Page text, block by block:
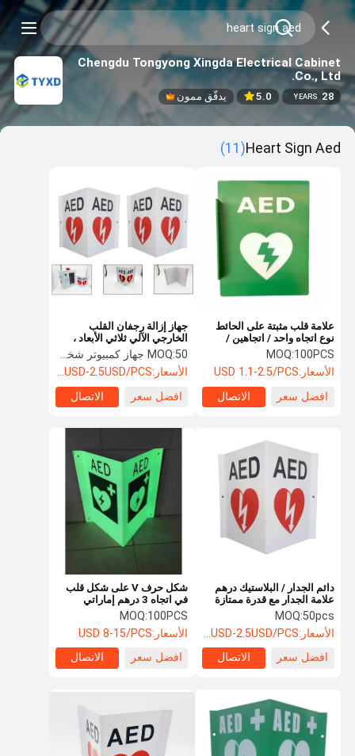
Chengdu Tongyong Xingda Electrical Cabinet
Co., Ltd.
28
YEARS
5.0 يدقّق ممون
Heart Sign Aed
(11)
جهاز إزالة رجفان القلب
الخارجي الآلي ثلاثي الأبعاد ،
علامة قلب متينة درهم ضد
البهتان
MOQ:50 جهاز كمبيوتر شخصى
الأسعار:1.1USD-2.5USD/PCS
افضل سعر
الاتصال
علامة قلب مثبتة على الحائط
نوع اتجاه واحد / اتجاهين /
شكل V متوفر
MOQ:100PCS
الأسعار:USD 1.1-2.5/PCS
افضل سعر
الاتصال
شكل حرف V على شكل قلب
في اتجاه 3 درهم إماراتي
MOQ:100PCS
الأسعار:USD 8-15/PCS
افضل سعر
الاتصال
دائم الجدار / البلاستيك درهم
علامة الجدار مع قدرة ممتازة
مكافحة يتلاشى
MOQ:50pcs
الأسعار:1.1USD-2.5USD/PCS
افضل سعر
الاتصال